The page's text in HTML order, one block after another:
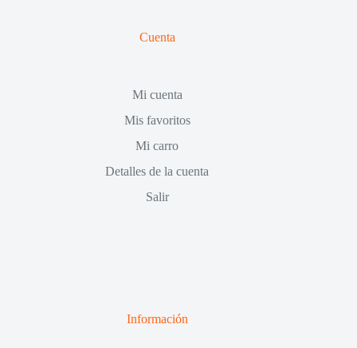
Cuenta
Mi cuenta
Mis favoritos
Mi carro
Detalles de la cuenta
Salir
Información